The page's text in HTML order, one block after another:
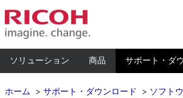
ソリューション 商品 サポート・ダ
ホーム サポート・ダウンロード ソフト